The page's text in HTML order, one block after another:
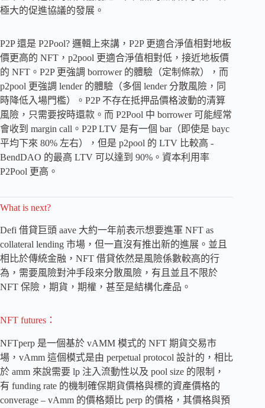
極大的促進協議的發展。
P2P 還是 P2Pool? 邏輯上來講，P2P 更適合淨值相對地板
價更高的 NFT，p2pool 更適合淨值相對低，接近地板價
的 NFT。P2P 更強調 borrower 的體驗（定制條款），而
p2pool 更強調 lender 的體驗（多個 lender 分散風險，同
時降低入場門檻）。P2P 不存在抵押品價格波動的清算
風險，只需要按時還款。而 P2Pool 中 borrower 可能經常
會收到 margin call。P2P LTV 是有一個 bar（即使是 bayc
平均下來 80% 左右），但是 p2pool 的 LTV 比較高 -
BendDAO 的最高 LTV 可以達到 90%。資本利用率
P2Pool 更高。
What is next?
Defi 借貸巨頭 aave 大約一年前表示想要進軍 NFT as
collateral lending 市場，但一直沒有推出新的進展。並且
相比於傳統金融，NFT 借貸依然是風險係數較高的行
為，需要風險對沖手段來分散風險，有且並且不限於
NFT 保險，期貨，期權，甚至是結構化產品。
NFT futures：
NFTperp 是一個基於 vAMM 模式的 NFT 期貨交易市
場，vAmm 這個模式是由 perpetual protocol 設計的，相比
於 amm 來說需要 lp 注入流動性以及 pool size 的限制，
有 funding rate 的機制確保期貨價格與標的資產價格的
converage – vAmm 的價格類比 perp 的價格，其價格與預